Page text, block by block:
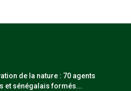
de la nature : 70 agents
et sénégalais formés...